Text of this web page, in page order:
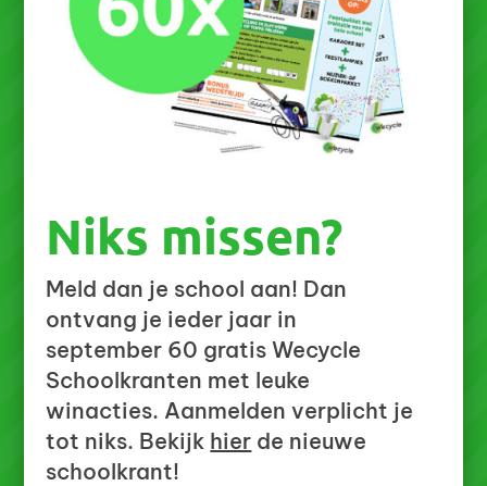
Niks missen?
Meld dan je school aan! Dan
ontvang je ieder jaar in
september 60 gratis Wecycle
Schoolkranten met leuke
winacties. Aanmelden verplicht je
tot niks. Bekijk hier de nieuwe
schoolkrant!